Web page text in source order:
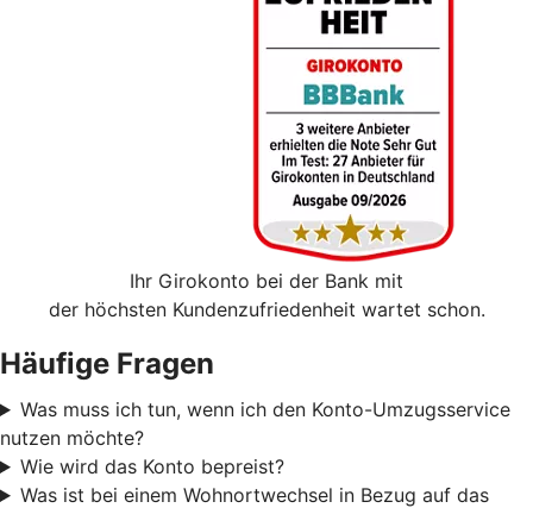
Ihr Girokonto bei der Bank mit
der höchsten Kundenzufriedenheit wartet schon.
Häufige Fragen
Was muss ich tun, wenn ich den Konto-Umzugsservice
nutzen möchte?
Wie wird das Konto bepreist?
Was ist bei einem Wohnortwechsel in Bezug auf das